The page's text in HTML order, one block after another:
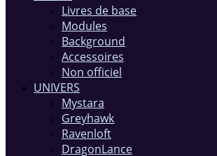
Livres de base
Modules
Background
Accessoires
Non officiel
UNIVERS
Mystara
Greyhawk
Ravenloft
DragonLance